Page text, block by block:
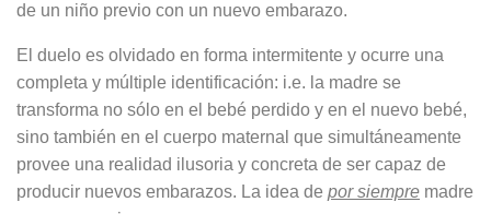
de un niño previo con un nuevo embarazo.
El duelo es olvidado en forma intermitente y ocurre una
completa y múltiple identificación: i.e. la madre se
transforma no sólo en el bebé perdido y en el nuevo bebé,
sino también en el cuerpo maternal que simultáneamente
provee una realidad ilusoria y concreta de ser capaz de
producir nuevos embarazos. La idea de por siempre madre